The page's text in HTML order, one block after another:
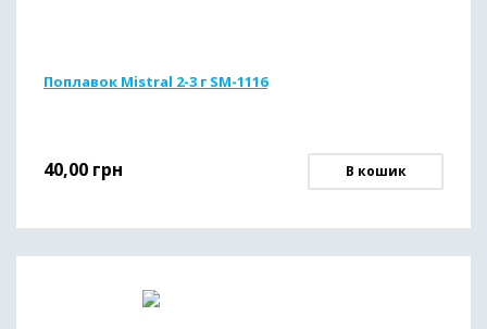
Поплавок Mistral 2-3 г SM-1116
40,00 грн В кошик